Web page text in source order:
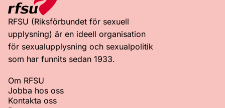
RFSU (Riksförbundet för sexuell
upplysning) är en ideell organisation
för sexualupplysning och sexualpolitik
som har funnits sedan 1933.
Om RFSU
Jobba hos oss
Kontakta oss